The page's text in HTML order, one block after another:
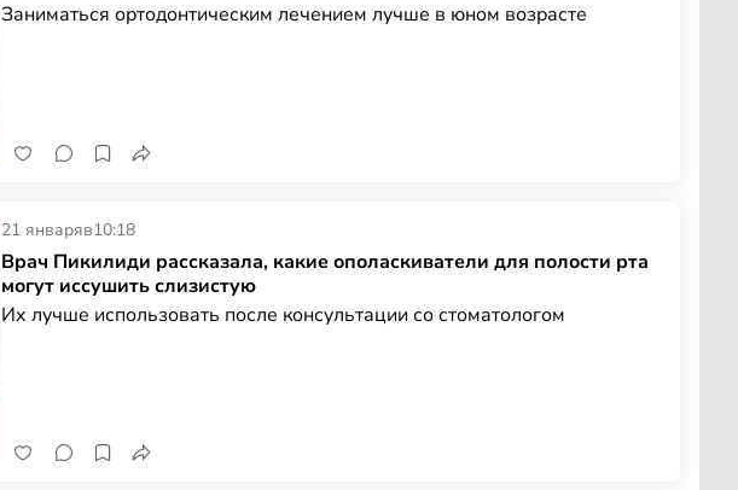
Заниматься ортодонтическим лечением лучше в юном возрасте
21 январяв10:18
Врач Пикилиди рассказала, какие ополаскиватели для полости рта
могут иссушить слизистую
Их лучше использовать после консультации со стоматологом